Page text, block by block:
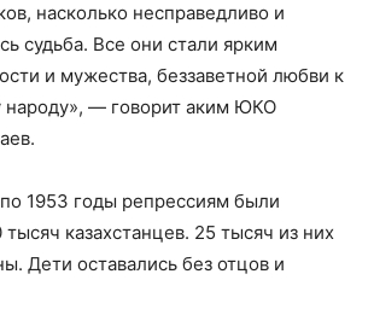
насколько несправедливо и
судьба. Все они стали ярким
и мужества, беззаветной любви к
народу», — говорит аким ЮКО
1953 годы репрессиям были
казахстанцев. 25 тысяч из них
Дети оставались без отцов и